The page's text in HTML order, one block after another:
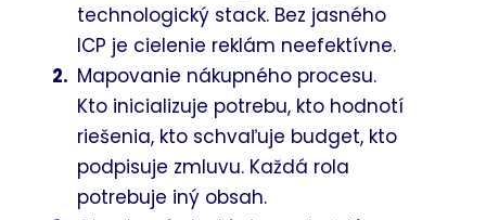
technologický stack. Bez jasného
ICP je cielenie reklám neefektívne.
Mapovanie nákupného procesu.
Kto inicializuje potrebu, kto hodnotí
riešenia, kto schvaľuje budget, kto
podpisuje zmluvu. Každá rola
potrebuje iný obsah.